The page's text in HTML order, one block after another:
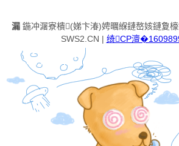
漏 鍦冲潳寮樻(娣卞湷)娉曞緥鏈嶅姟鏈夐
SWS2.CN | 绮CP澶